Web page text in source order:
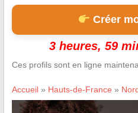
Créer
3 heures, 59
Ces profils sont en ligne
Accueil» Hauts-de-France »